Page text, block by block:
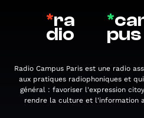
*ra
dio
*
pus
Radio Campus Paris est une radio
aux pratiques radiophoniques et
général : favoriser l'expression
rendre la culture et l'information